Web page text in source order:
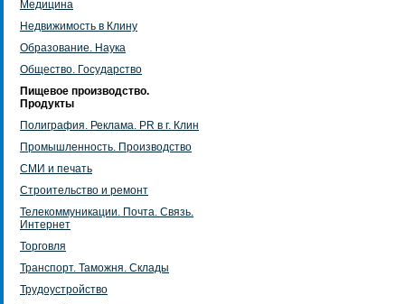
Медицина
Недвижимость в Клину
Образование. Наука
Общество. Государство
Пищевое производство.
Продукты
Полиграфия. Реклама. PR в г. Клин
Промышленность. Производство
СМИ и печать
Строительство и ремонт
Телекоммуникации. Почта. Связь.
Интернет
Торговля
Транспорт. Таможня. Склады
Трудоустройство